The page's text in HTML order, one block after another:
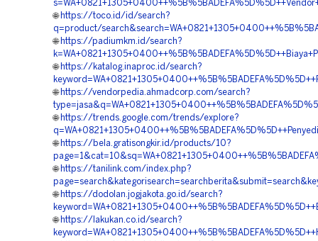
🌐 https://toco.id/id/search?
q=product/
🌐 https://padiumkm.id/search?
🌐 https://katalog.inaproc.id/search?
🌐 https://vendorpedia.ahmadcorp.com/search?
🌐 https://trends.google.com/trends/explore?
🌐 https://bela.gratisongkir.id/products/10?
🌐 https://tanilink.com/index.php?
🌐 https://dodolan.jogjakota.go.id/search?
🌐 https://lakukan.co.id/search?